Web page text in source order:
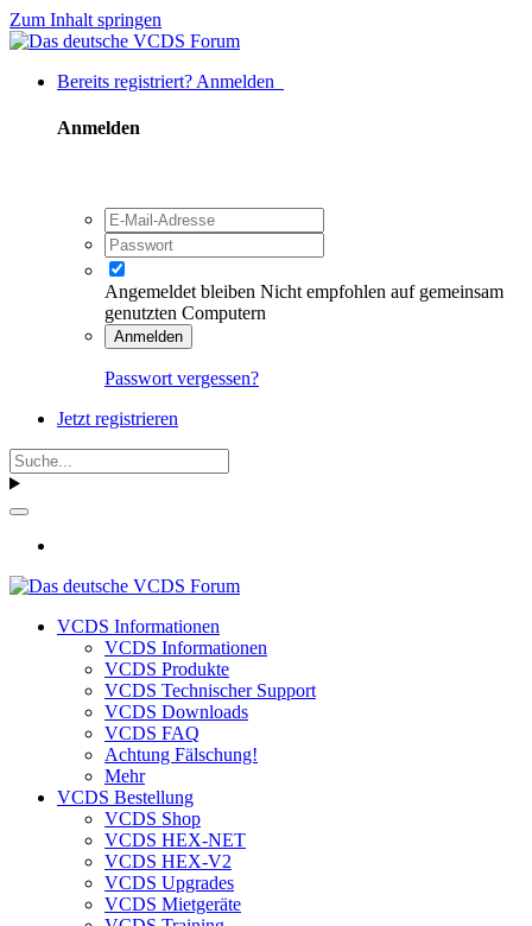
Zum Inhalt springen
Bereits registriert? Anmelden
Anmelden
Angemeldet bleiben Nicht empfohlen auf gemeinsam
genutzten Computern
Anmelden
Passwort vergessen?
Jetzt registrieren
VCDS Informationen
VCDS Informationen
VCDS Produkte
VCDS Technischer Support
VCDS Downloads
VCDS FAQ
Achtung Fälschung!
Mehr
VCDS Bestellung
VCDS Shop
VCDS HEX-NET
VCDS HEX-V2
VCDS Upgrades
VCDS Mietgeräte